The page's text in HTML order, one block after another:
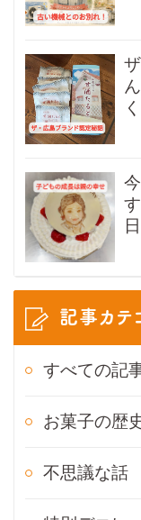
記事カテ
すべての記
お菓子の歴
不思議な話